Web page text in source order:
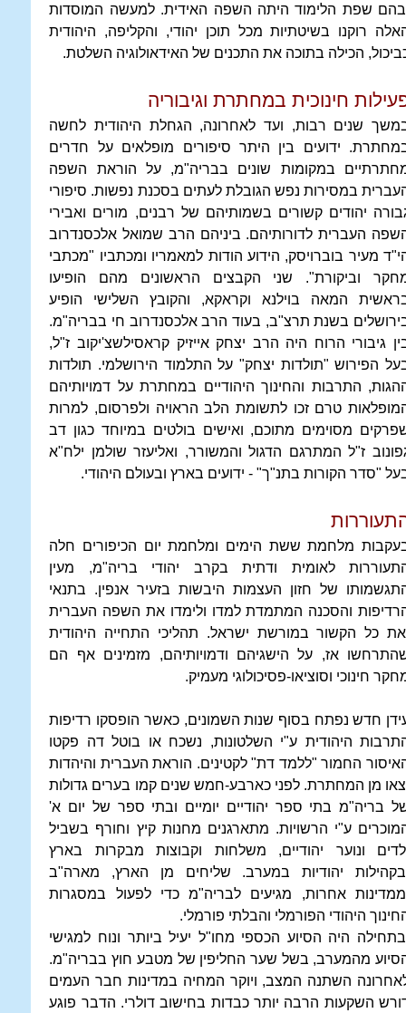
שפת הלימוד היתה השפה האידית. למעשה המוסדות
רוקנו בשיטתיות מכל תוכן יהודי, והקליפה, היהודית
הכילה בתוכה את התכנים של האידאולוגיה השלטת.
חינוכית במחתרת וגיבוריה
שנים רבות, ועד לאחרונה, הגחלת היהודית לחשה
ידועים בין היתר סיפורים מופלאים על חדרים
במקומות שונים בבריה"מ, על הוראת השפה
במסירות נפש הגובלת לעתים בסכנת נפשות. סיפורי
יהודים קשורים בשמותיהם של רבנים, מורים ואבירי
העברית לדורותיהם. ביניהם הרב שמואל אלכסנדרוב
מעיר בוברויסק, הידוע הודות למאמריו ומכתביו "מכתבי
וביקורת". שני הקבצים הראשונים מהם הופיעו
המאה בוילנא וקראקא, והקובץ השלישי הופיע
בשנת תרצ"ב, בעוד הרב אלכסנדרוב חי בבריה"מ.
גיבורי הרוח היה הרב יצחק אייזיק קראסילשצ'יקוב ז"ל,
הפירוש "תולדות יצחק" על התלמוד הירושלמי. תולדות
התרבות והחינוך היהודיים במחתרת על דמויותיהם
טרם זכו לתשומת הלב הראויה ולפרסום, למרות
מסוימים מתוכם, ואישים בולטים במיוחד כגון דב
ז"ל המתרגם הדגול והמשורר, ואליעזר שולמן ילח"א
"סדר הקורות בתנ"ך" - ידועים בארץ ובעולם היהודי.
מלחמת ששת הימים ומלחמת יום הכיפורים חלה
לאומית ודתית בקרב יהודי בריה"מ, מעין
של חזון העצמות היבשות בזעיר אנפין. בתנאי
והסכנה המתמדת למדו ולימדו את השפה העברית
כל הקשור במורשת ישראל. תהליכי התחייה היהודית
אז, על הישגיהם ודמויותיהם, מזמינים אף הם
חינוכי וסוציאו-פסיכולוגי מעמיק.
חדש נפתח בסוף שנות השמונים, כאשר הופסקו רדיפות
היהודית ע"י השלטונות, נשכח או בוטל דה פקטו
החמור "ללמד דת" לקטינים. הוראת העברית והיהדות
מן המחתרת. לפני כארבע-חמש שנים קמו בערים גדולות
בריה"מ בתי ספר יהודיים יומיים ובתי ספר של יום א'
ע"י הרשויות. מתארגנים מחנות קיץ וחורף בשביל
ונוער יהודיים, משלחות וקבוצות מבקרות בארץ
יהודיות במערב. שליחים מן הארץ, מארה"ב
אחרות, מגיעים לבריה"מ כדי לפעול במסגרות
היהודי הפורמלי והבלתי פורמלי.
היה הסיוע הכספי מחו"ל יעיל ביותר ונוח למגישי
מהמערב, בשל שער החליפין של מטבע חוץ בבריה"מ.
השתנה המצב, ויוקר המחיה במדינות חבר העמים
השקעות הרבה יותר כבדות בחישוב דולרי. הדבר פוגע